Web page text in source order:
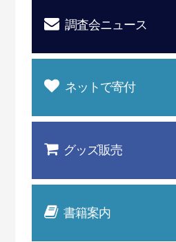
調査会ニュース
ネットで寄付
グッズ販売
書籍案内